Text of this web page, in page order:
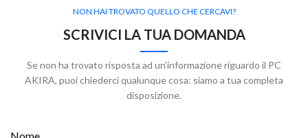
NON HAI TROVATO QUELLO CHE CERCAVI?
SCRIVICI LA TUA DOMANDA
Se non ha trovato risposta ad un'informazione riguardo il PC
AKIRA, puoi chiederci qualunque cosa: siamo a tua completa
disposizione.